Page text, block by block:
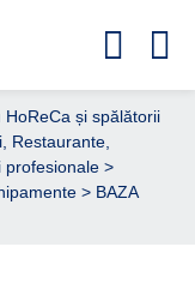
și spălătorii
Restaurante,
profesionale >
> BAZA